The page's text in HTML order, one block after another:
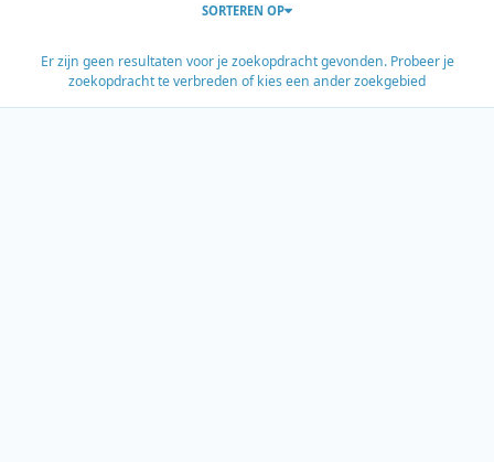
SORTEREN OP
Er zijn geen resultaten voor je zoekopdracht gevonden. Probeer je
zoekopdracht te verbreden of kies een ander zoekgebied